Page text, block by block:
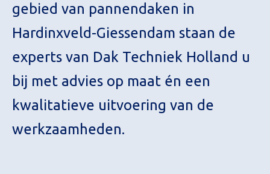
gebied van pannendaken in
Hardinxveld-Giessendam staan de
experts van Dak Techniek Holland u
bij met advies op maat én een
kwalitatieve uitvoering van de
werkzaamheden.